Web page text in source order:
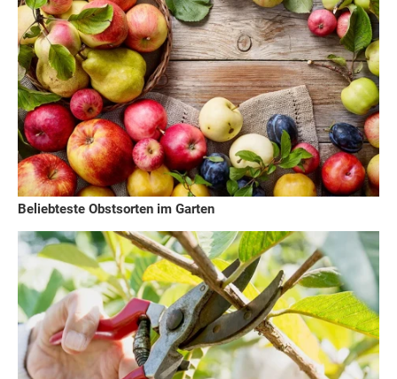
Beliebteste Obstsorten im Garten